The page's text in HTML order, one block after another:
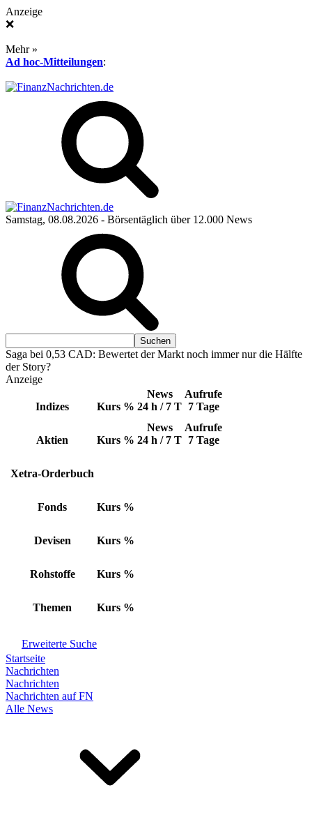
Anzeige
❌
Mehr »
Ad hoc-Mitteilungen:
Samstag, 08.08.2026 - Börsentäglich über 12.000 News
Saga bei 0,53 CAD: Bewertet der Markt noch immer nur die Hälfte
der Story?
Anzeige
Indizes Kurs %
News
24 h / 7 T
Aufrufe
7 Tage
Aktien Kurs %
News
24 h / 7 T
Aufrufe
7 Tage
Xetra-Orderbuch
Fonds Kurs %
Devisen Kurs %
Rohstoffe Kurs %
Themen Kurs %
Erweiterte Suche
Startseite
Nachrichten
Nachrichten
Nachrichten auf FN
Alle News